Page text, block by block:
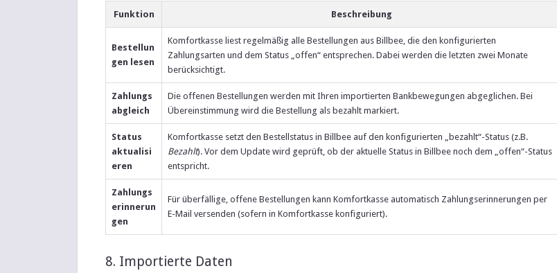
Funktion Beschreibung
Bestellun
gen lesen
Komfortkasse liest regelmäßig alle Bestellungen aus Billbee, die den konfigurierten
Zahlungsarten und dem Status „offen“ entsprechen. Dabei werden die letzten zwei Monate
berücksichtigt.
Zahlungs
abgleich
Die offenen Bestellungen werden mit Ihren importierten Bankbewegungen abgeglichen. Bei
Übereinstimmung wird die Bestellung als bezahlt markiert.
Status
aktualisi
eren
Komfortkasse setzt den Bestellstatus in Billbee auf den konfigurierten „bezahlt“-Status (z.B.
Bezahlt). Vor dem Update wird geprüft, ob der aktuelle Status in Billbee noch dem „offen“-Status
entspricht.
Zahlungs
erinnerun
gen
Für überfällige, offene Bestellungen kann Komfortkasse automatisch Zahlungserinnerungen per
E-Mail versenden (sofern in Komfortkasse konfiguriert).
8. Importierte Daten